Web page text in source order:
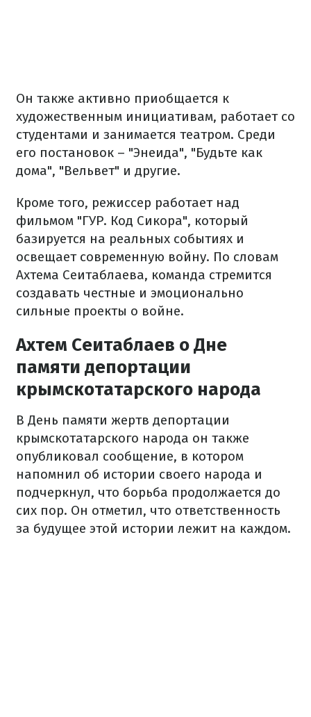
Он также активно приобщается к
художественным инициативам, работает со
студентами и занимается театром. Среди
его постановок – "Энеида", "Будьте как
дома", "Вельвет" и другие.
Кроме того, режиссер работает над
фильмом "ГУР. Код Сикора", который
базируется на реальных событиях и
освещает современную войну. По словам
Ахтема Сеитаблаева, команда стремится
создавать честные и эмоционально
сильные проекты о войне.
Ахтем Сеитаблаев о Дне
памяти депортации
крымскотатарского народа
В День памяти жертв депортации
крымскотатарского народа он также
опубликовал сообщение, в котором
напомнил об истории своего народа и
подчеркнул, что борьба продолжается до
сих пор. Он отметил, что ответственность
за будущее этой истории лежит на каждом.